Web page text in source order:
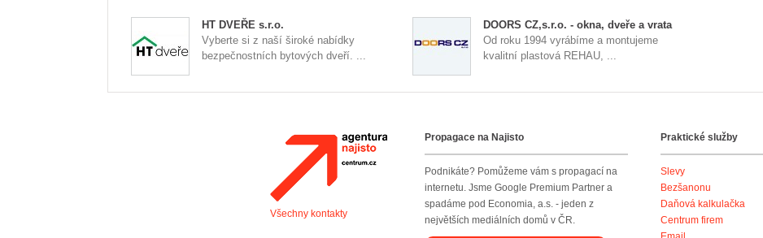
HT DVEŘE s.r.o.
Vyberte si z naší široké nabídky
bezpečnostních bytových dveří. ...
DOORS CZ,s.r.o. - okna, dveře a vrata
Od roku 1994 vyrábíme a montujeme
kvalitní plastová REHAU, ...
Agentura Najisto
Všechny kontakty
Propagace na Najisto
Podnikáte? Pomůžeme vám s propagací na
internetu. Jsme Google Premium Partner a
spadáme pod Economia, a.s. - jeden z
největších mediálních domů v ČR.
Praktické služby
Slevy
Bezšanonu
Daňová kalkulačka
Centrum firem